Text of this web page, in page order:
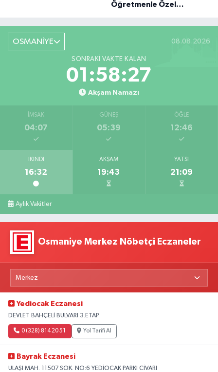
Öğretmenle Özel
OSMANİYE 08.08.2026
SONRAKI VAKTE KALAN
01:58:26
Akşam Namazı
İMSAK
04:07
GÜNEŞ
05:39
ÖĞLE
12:46
İKINDI
16:32
AKŞAM
19:43
YATSI
21:09
Aylık Vakitler
Osmaniye Merkez Nöbetçi Eczaneler
Yediocak Eczanesi
DEVLET BAHÇELİ BULVARI 3.ETAP
0 (328) 814 20 51 Yol Tarifi Al
Bayrak Eczanesi
ULAŞI MAH. 11507 SOK. NO:6 YEDİOCAK PARKI CİVARI